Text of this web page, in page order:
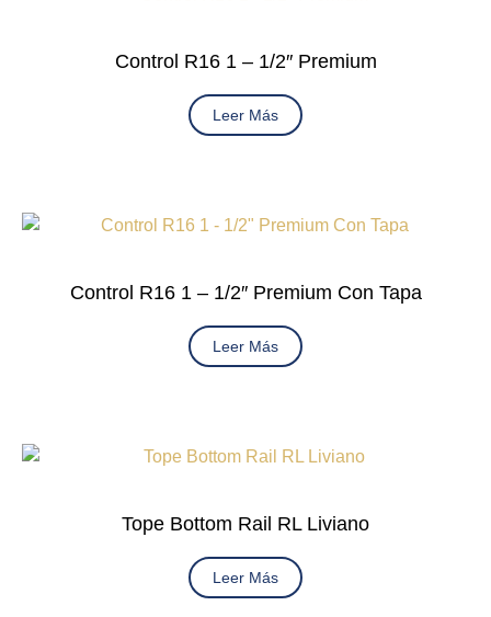
Control R16 1 – 1/2″ Premium
Leer Más
Control R16 1 – 1/2″ Premium Con Tapa
Leer Más
Tope Bottom Rail RL Liviano
Leer Más